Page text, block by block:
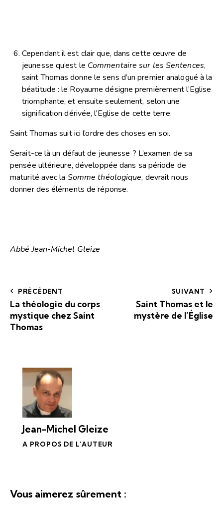
Cependant il est clair que, dans cette œuvre de
jeunesse qu’est le Commentaire sur les Sentences,
saint Thomas donne le sens d’un premier analogué à la
béatitude : le Royaume désigne premièrement l’Eglise
triomphante, et ensuite seulement, selon une
signification dérivée, l’Eglise de cette terre.
Saint Thomas suit ici l’ordre des choses en soi.
Serait-ce là un défaut de jeunesse ? L’examen de sa
pensée ultérieure, développée dans sa période de
maturité avec la Somme théologique, devrait nous
donner des éléments de réponse.
Abbé Jean-Michel Gleize
PRÉCÉDENT
La théologie du corps
mystique chez Saint
Thomas
SUIVANT
Saint Thomas et le
mystère de l’Église
Jean-Michel Gleize
A PROPOS DE L'AUTEUR
Vous aimerez sûrement :